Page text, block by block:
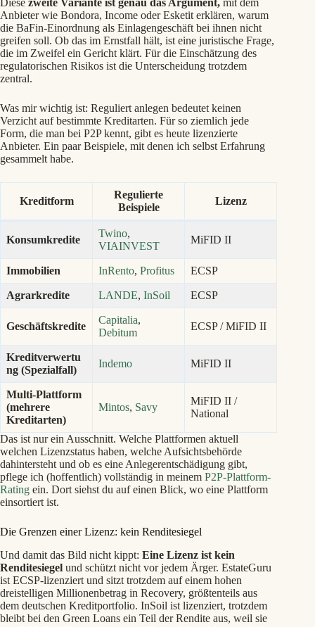
Diese zweite Variante ist genau das Argument, mit dem
Anbieter wie Bondora, Income oder Esketit erklären, warum
die BaFin-Einordnung als Einlagengeschäft bei ihnen nicht
greifen soll. Ob das im Ernstfall hält, ist eine juristische Frage,
die im Zweifel ein Gericht klärt. Für die Einschätzung des
regulatorischen Risikos ist die Unterscheidung trotzdem
zentral.
Was mir wichtig ist: Reguliert anlegen bedeutet keinen
Verzicht auf bestimmte Kreditarten. Für so ziemlich jede
Form, die man bei P2P kennt, gibt es heute lizenzierte
Anbieter. Ein paar Beispiele, mit denen ich selbst Erfahrung
gesammelt habe.
Kreditform
Regulierte
Beispiele
Lizenz
Konsumkredite
Twino,
VIAINVEST
MiFID II
Immobilien InRento, Profitus ECSP
Agrarkredite LANDE, InSoil ECSP
Geschäftskredite
Capitalia,
Debitum
ECSP / MiFID II
Kreditverwertu
ng (Spezialfall)
Indemo MiFID II
Multi-Plattform
(mehrere
Kreditarten)
Mintos, Savy
MiFID II /
National
Das ist nur ein Ausschnitt. Welche Plattformen aktuell
welchen Lizenzstatus haben, welche Aufsichtsbehörde
dahintersteht und ob es eine Anlegerentschädigung gibt,
pflege ich (hoffentlich) vollständig in meinem P2P-Plattform-
Rating ein. Dort siehst du auf einen Blick, wo eine Plattform
einsortiert ist.
Die Grenzen einer Lizenz: kein Renditesiegel
Und damit das Bild nicht kippt: Eine Lizenz ist kein
Renditesiegel und schützt nicht vor jedem Ärger. EstateGuru
ist ECSP-lizenziert und sitzt trotzdem auf einem hohen
dreistelligen Millionenbetrag in Recovery, größtenteils aus
dem deutschen Kreditportfolio. InSoil ist lizenziert, trotzdem
bleibt bei den Green Loans ein Teil der Rendite aus, weil sie